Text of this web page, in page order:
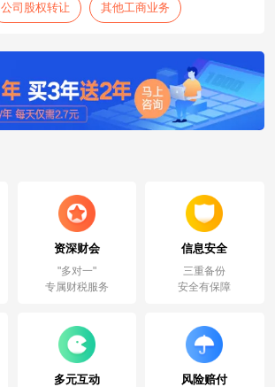
公司股权转让 其他工商业务
资深财会
"多对一"
专属财税服务
信息安全
三重备份
安全有保障
多元互动 风险赔付